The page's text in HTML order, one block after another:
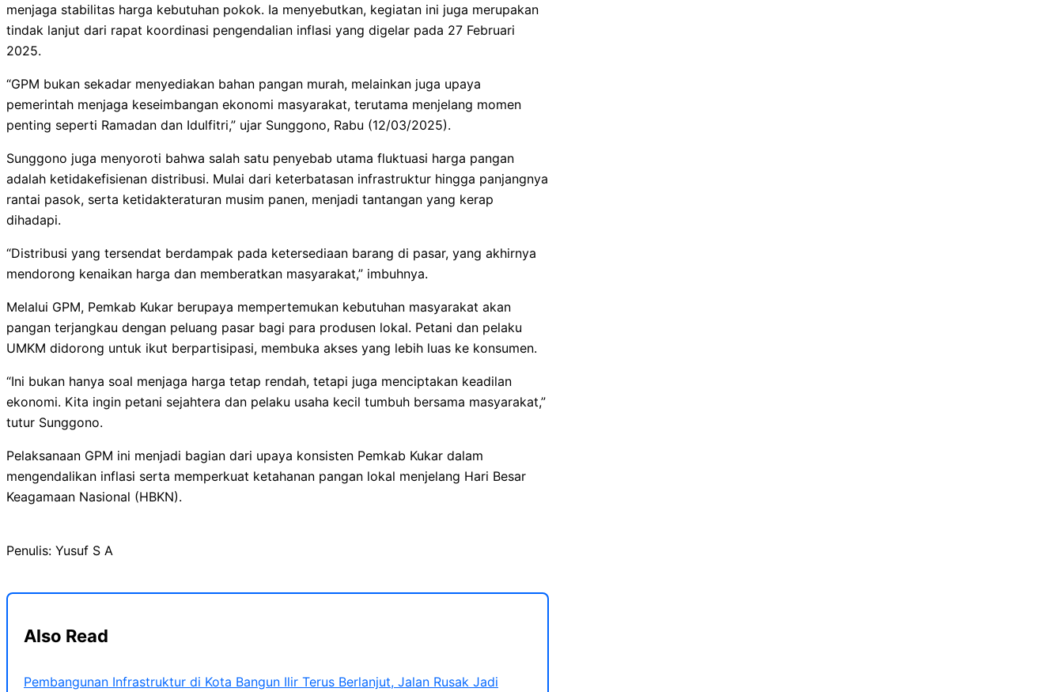
menjaga stabilitas harga kebutuhan pokok. Ia menyebutkan, kegiatan ini juga merupakan
tindak lanjut dari rapat koordinasi pengendalian inflasi yang digelar pada 27 Februari
2025.
“GPM bukan sekadar menyediakan bahan pangan murah, melainkan juga upaya
pemerintah menjaga keseimbangan ekonomi masyarakat, terutama menjelang momen
penting seperti Ramadan dan Idulfitri,” ujar Sunggono, Rabu (12/03/2025).
Sunggono juga menyoroti bahwa salah satu penyebab utama fluktuasi harga pangan
adalah ketidakefisienan distribusi. Mulai dari keterbatasan infrastruktur hingga panjangnya
rantai pasok, serta ketidakteraturan musim panen, menjadi tantangan yang kerap
dihadapi.
“Distribusi yang tersendat berdampak pada ketersediaan barang di pasar, yang akhirnya
mendorong kenaikan harga dan memberatkan masyarakat,” imbuhnya.
Melalui GPM, Pemkab Kukar berupaya mempertemukan kebutuhan masyarakat akan
pangan terjangkau dengan peluang pasar bagi para produsen lokal. Petani dan pelaku
UMKM didorong untuk ikut berpartisipasi, membuka akses yang lebih luas ke konsumen.
“Ini bukan hanya soal menjaga harga tetap rendah, tetapi juga menciptakan keadilan
ekonomi. Kita ingin petani sejahtera dan pelaku usaha kecil tumbuh bersama masyarakat,”
tutur Sunggono.
Pelaksanaan GPM ini menjadi bagian dari upaya konsisten Pemkab Kukar dalam
mengendalikan inflasi serta memperkuat ketahanan pangan lokal menjelang Hari Besar
Keagamaan Nasional (HBKN).
Penulis: Yusuf S A
Also Read
Pembangunan Infrastruktur di Kota Bangun Ilir Terus Berlanjut, Jalan Rusak Jadi